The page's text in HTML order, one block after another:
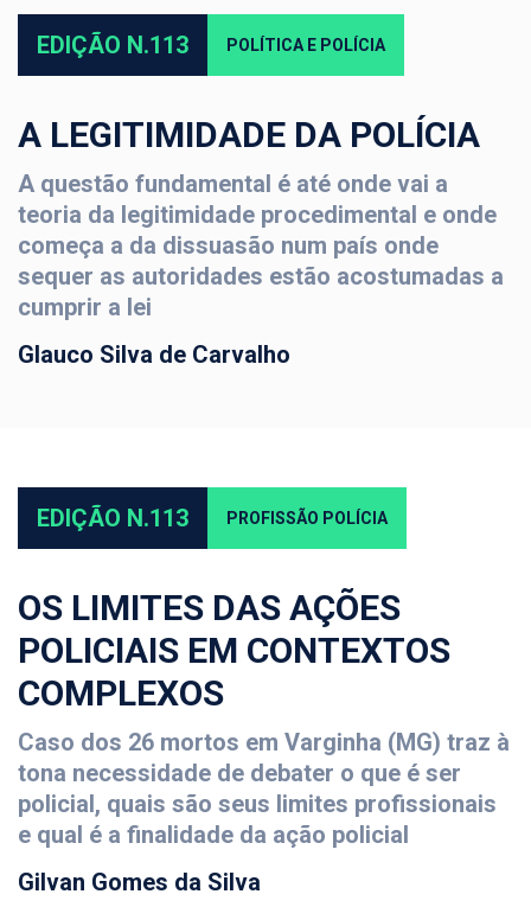
EDIÇÃO N.113 POLÍTICA E POLÍCIA
A LEGITIMIDADE DA POLÍCIA
A questão fundamental é até onde vai a
teoria da legitimidade procedimental e onde
começa a da dissuasão num país onde
sequer as autoridades estão acostumadas a
cumprir a lei
Glauco Silva de Carvalho
EDIÇÃO N.113 PROFISSÃO POLÍCIA
OS LIMITES DAS AÇÕES
POLICIAIS EM CONTEXTOS
COMPLEXOS
Caso dos 26 mortos em Varginha (MG) traz à
tona necessidade de debater o que é ser
policial, quais são seus limites profissionais
e qual é a finalidade da ação policial
Gilvan Gomes da Silva